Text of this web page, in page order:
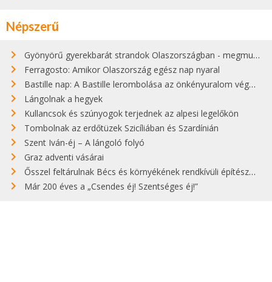
Népszerű
Gyönyörű gyerekbarát strandok Olaszországban - megmutatjuk a 15 legjobbat
Ferragosto: Amikor Olaszország egész nap nyaral
Bastille nap: A Bastille lerombolása az önkényuralom végét jelentette
Lángolnak a hegyek
Kullancsok és szúnyogok terjednek az alpesi legelőkön
Tombolnak az erdőtüzek Szicíliában és Szardínián
Szent Iván-éj – A lángoló folyó
Graz adventi vásárai
Ősszel feltárulnak Bécs és környékének rendkívüli építészeti kincsei
Már 200 éves a „Csendes éj! Szentséges éj!”